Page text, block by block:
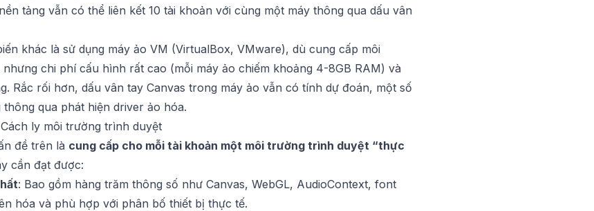
tảng vẫn có thể liên kết 10 tài khoản với cùng một máy thông qua dấu vân
khác là sử dụng máy ảo VM (VirtualBox, VMware), dù cung cấp môi
chi phí cấu hình rất cao (mỗi máy ảo chiếm khoảng 4-8GB RAM) và
Rắc rối hơn, dấu vân tay Canvas trong máy ảo vẫn có tính dự đoán, một số
qua phát hiện driver ảo hóa.
ly môi trường trình duyệt
đề trên là cung cấp cho mỗi tài khoản một môi trường trình duyệt “thực
cần đạt được:
: Bao gồm hàng trăm thông số như Canvas, WebGL, AudioContext, font
hóa và phù hợp với phân bố thiết bị thực tế.